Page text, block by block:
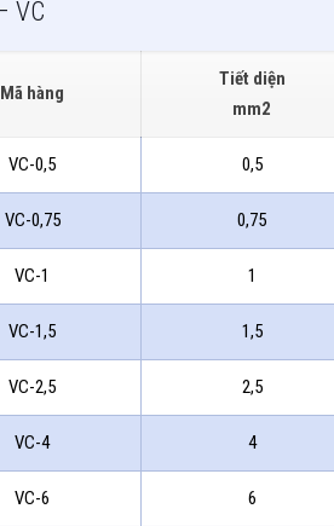
VC
Mã hàng
Tiết diện
mm2
VC-0,5 0,5
VC-0,75 0,75
VC-1 1
VC-1,5 1,5
VC-2,5 2,5
VC-4 4
VC-6 6